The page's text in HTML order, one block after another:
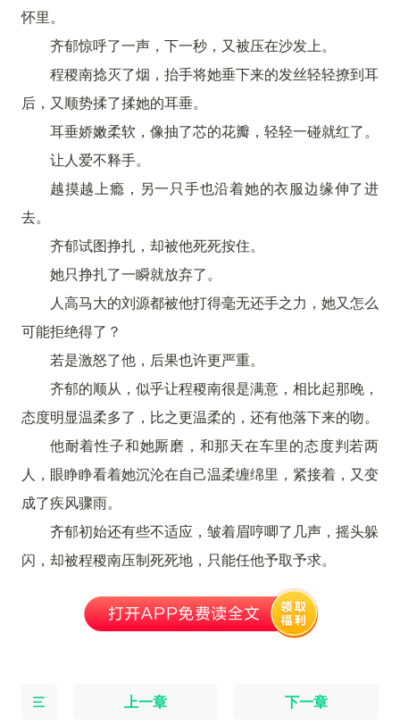
怀里。
齐郁惊呼了一声，下一秒，又被压在沙发上。
程稷南捻灭了烟，抬手将她垂下来的发丝轻轻撩到耳
后，又顺势揉了揉她的耳垂。
耳垂娇嫩柔软，像抽了芯的花瓣，轻轻一碰就红了。
让人爱不释手。
越摸越上瘾，另一只手也沿着她的衣服边缘伸了进
去。
齐郁试图挣扎，却被他死死按住。
她只挣扎了一瞬就放弃了。
人高马大的刘源都被他打得毫无还手之力，她又怎么
可能拒绝得了？
若是激怒了他，后果也许更严重。
齐郁的顺从，似乎让程稷南很是满意，相比起那晚，
态度明显温柔多了，比之更温柔的，还有他落下来的吻。
他耐着性子和她厮磨，和那天在车里的态度判若两
人，眼睁睁看着她沉沦在自己温柔缠绵里，紧接着，又变
成了疾风骤雨。
齐郁初始还有些不适应，皱着眉哼唧了几声，摇头躲
闪，却被程稷南压制死死地，只能任他予取予求。
上一章 下一章